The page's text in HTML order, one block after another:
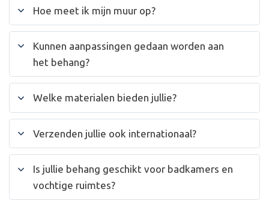
Hoe meet ik mijn muur op?
Kunnen aanpassingen gedaan worden aan
het behang?
Welke materialen bieden jullie?
Verzenden jullie ook internationaal?
Is jullie behang geschikt voor badkamers en
vochtige ruimtes?